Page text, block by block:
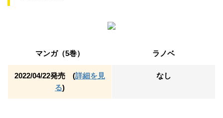
マンガ（5巻） ラノベ
2022/04/22発売 (詳細を見
る)
なし